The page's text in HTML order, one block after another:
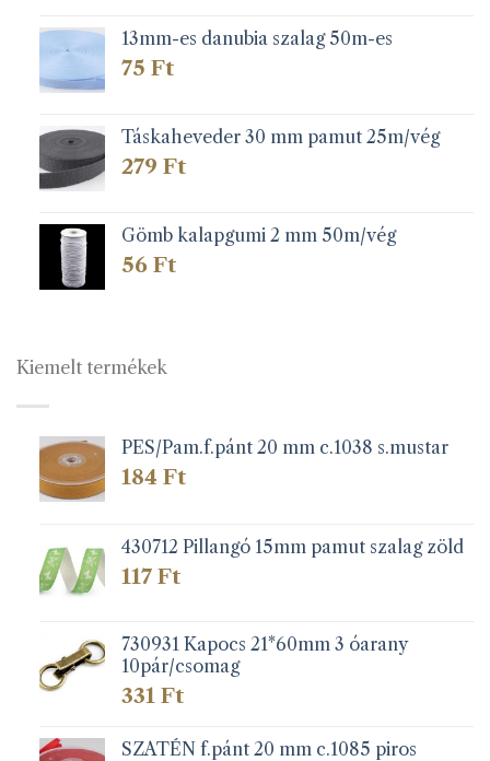
13mm-es danubia szalag 50m-es
75 Ft
Táskaheveder 30 mm pamut 25m/vég
279 Ft
Gömb kalapgumi 2 mm 50m/vég
56 Ft
Kiemelt termékek
PES/Pam.f.pánt 20 mm c.1038 s.mustar
184 Ft
430712 Pillangó 15mm pamut szalag zöld
117 Ft
730931 Kapocs 21*60mm 3 óarany
10pár/csomag
331 Ft
SZATÉN f.pánt 20 mm c.1085 piros